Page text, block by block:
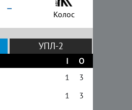
– Колос
УПЛ-2
І
О
1
3
1
3